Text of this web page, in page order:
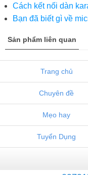
Cách kết nối dàn
Bạn đã biết gì về
Sản phẩm liên quan
Trang chủ
Chuyên đề
Mẹo hay
Tuyển Dụng